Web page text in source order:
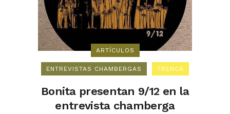
ARTÍCULOS
ENTREVISTAS CHAMBERGAS TRENCA
Bonita presentan 9/12 en la
entrevista chamberga